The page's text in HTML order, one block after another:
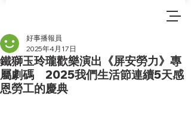
鐵獅玉玲瓏歡樂演出《屏安勞力》專
屬劇碼 2025我們生活節連續5天感
恩勞工的慶典
好事播報員
2025年4月17日